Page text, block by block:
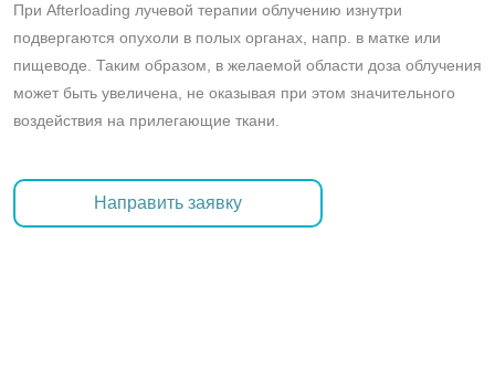
При Afterloading лучевой терапии облучению изнутри
подвергаются опухоли в полых органах, напр. в матке или
пищеводе. Таким образом, в желаемой области доза облучения
может быть увеличена, не оказывая при этом значительного
воздействия на прилегающие ткани.
Направить заявку